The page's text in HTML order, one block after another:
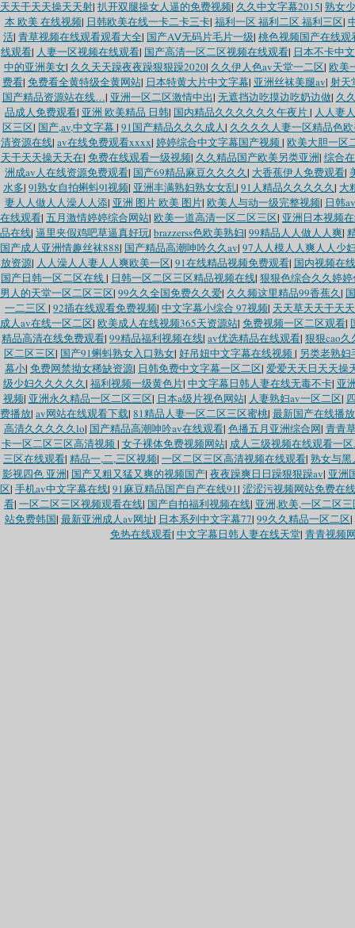
天天干天天操天天射| 扒开双腿操女人逼的免费视频| 久久中文字幕2015| 熟女
本 欧美 在线视频| 日韩欧美在线一卡二卡三卡| 福利一区 福利二区 福利三区|
活| 青草视频在线观看观看大全| 国产AⅤ无码片毛片一级| 桃色视频国产在线观
线观看| 人妻一区视频在线观看| 国产高清一区二区视频在线观看| 日本不卡中
中的亚洲美女| 久久天天躁夜夜躁狠狠躁2020| 久久伊人色av天堂一二区| 欧美
费看| 免费看全黄特级全黄网站| 日本特黄大片中文字幕| 亚洲丝袜美腿av| 射天
国产精品资源站在线…| 亚洲一区二区激情中出| 无遮挡边吃摸边吃奶边做| 久
品成人免费观看| 亚洲 欧美精品 日韩| 国内精品久久久久久久午夜片| 人人妻
区三区| 国产,av,中文字幕| 91国产精品久久久成人| 久久久久人妻一区精品色
清资源在线| av在线免费观看xxxx| 婷婷综合中文字幕国产视频| 欧美大胆一区
天干天天操天天在| 免费在线观看一级视频| 久久精品国产欧美另类亚洲| 综合
洲成av人在线资源免费观看| 国产69精品麻豆久久久久| 大香蕉伊人免费观看|
水多| 9l熟女自拍蝌蚪9l视频| 亚洲丰满熟妇熟女女乱| 91人精品久久久久久| 大
妻人人做人人澡人人添| 亚洲 图片 欧美 图片| 欧美人与动一级完整视频| 日韩
在线观看| 五月激情婷婷综合网站| 欧美一道高清一区二区三区| 亚洲日本视频
品在线| 逼里夹假鸡吧草逼真好玩| brazzerss色欧美熟妇| 99精品人人做人人爽|
国产成人亚洲情趣丝袜888| 国产精品高潮呻吟久久av| 97人人模人人爽人人少
放资源| 人人澡人人妻人人爽欧美一区| 91在线精品视频免费观看| 国内视频在
国产日韩一区二区在线| 日韩一区二区三区精品视频在线| 狠狠色综合久久婷
男人的天堂一区二区三区| 99久久全国免费久久爱| 久久频这里精品99香蕉久|
一二三区| 92插在线观看免费视频| 中文字幕小综合 97视频| 天天草天天干天
成人av在线一区二区| 欧美成人在线视频365天资源站| 免费视频一区二区观看|
精品高清在线免费观看| 99精品福利视频在线| av优选精品在线观看| 狠狠cao久
区二区三区| 国产91蝌蚪熟女入口熟女| 好吊妞中文字幕在线视频| 另类老熟妇
幕小| 免费网禁拗女稀缺资源| 日韩免费中文字幕一区二区| 爱爱天天日天天操
级少妇久久久久久| 福利视频一级黄色片| 中文字幕日韩人妻在线无毒不卡| 亚
视频| 亚洲永久精品一区二区三区| 日本a级片视色网站| 人妻熟妇av一区二区|
费播放| av网站在线观看下载| 81精品人妻一区二区三区蜜桃| 最新国产在线播
高清久久久久久lo| 国产精品高潮呻吟av在线观看| 色播五月亚洲综合网| 青青
卡一区二区三区高清视频| 女子裸体免费视频网站| 成人三级视频在线观看一
三区在线观看| 精品一,二,三区视频| 一区二区三区高清视频在线观看| 熟女与黑
影视四色 亚洲| 国产又粗又猛又爽的视频国产| 夜夜躁爽日日躁狠狠躁av| 亚洲
区| 手机av中文字幕在线| 91麻豆精品国产自产在线91| 涩涩污视频网站免费在
看| 一区二区三区视频观看在线| 国产自拍福利视频在线| 亚洲,欧美,一区二区三
站免费韩国| 最新亚洲成人av网址| 日本系列中文字幕77| 99久久精品一区二区|
免热在线观看| 中文字幕日韩人妻在线天堂| 青青视频